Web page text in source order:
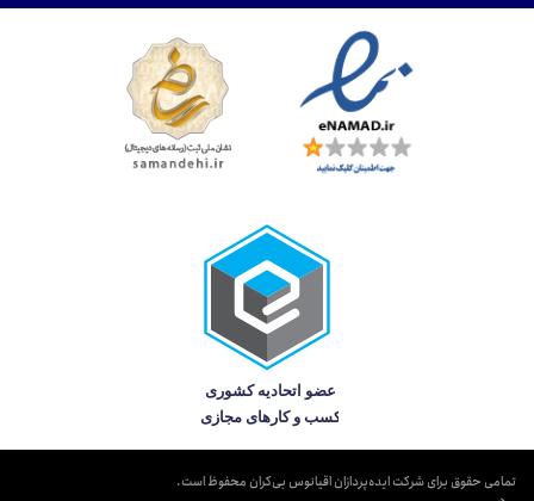
تمامی حقوق برای شرکت ایده‌پردازان اقیانوس بی‌کران محفوظ است.